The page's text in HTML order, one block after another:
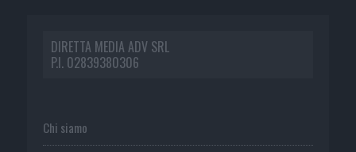
DIRETTA MEDIA ADV SRL
P.I. 02839380306
Chi siamo